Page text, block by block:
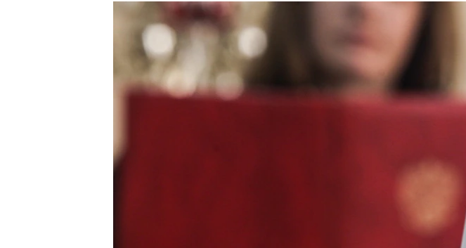
ПОДПИШИТЕСЬ НА РАССЫЛКУ